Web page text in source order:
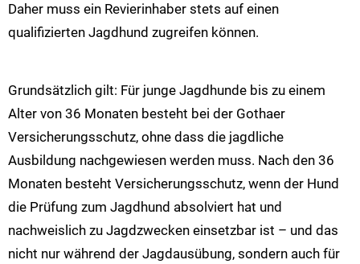
Daher muss ein Revierinhaber stets auf einen
qualifizierten Jagdhund zugreifen können.
Grundsätzlich gilt: Für junge Jagdhunde bis zu einem
Alter von 36 Monaten besteht bei der Gothaer
Versicherungsschutz, ohne dass die jagdliche
Ausbildung nachgewiesen werden muss. Nach den 36
Monaten besteht Versicherungsschutz, wenn der Hund
die Prüfung zum Jagdhund absolviert hat und
nachweislich zu Jagdzwecken einsetzbar ist – und das
nicht nur während der Jagdausübung, sondern auch für